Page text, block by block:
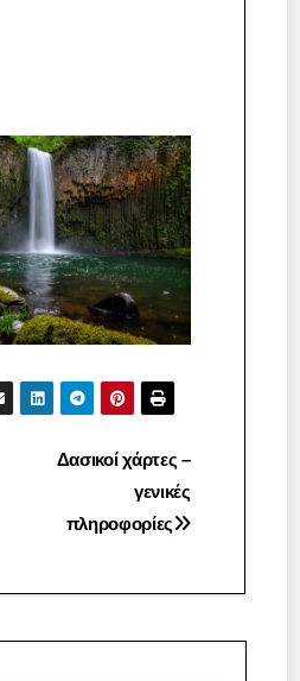
Δασικοί χάρτες –
γενικές
πληροφορίες